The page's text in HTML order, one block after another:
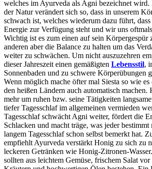
welches im Ayurveda als Agni bezeichnet wird.
der Natur verändert sich so, dass in unserem
schwach ist, welches wiederum dazu führt,
Energie zur Verfügung steht und wir uns
Wichtig ist es zum einen auf sein Körpergespür
anderen aber die Balance zu halten um das
weiter zu schwächen. Um nicht auszuzehren
dieser Jahreszeit einen gemäßigten Lebensstil,
Sonnenbaden und zu schwere Körperübungen
Wenn möglich mache öfter mal Siesta so wie
den heißen Ländern auch automatisch machen.
mehr um ruhen bzw. seine Tätigkeiten
tiefer Tagesschlaf im allgemeinen vermieden
Tagesschlaf schwächt Agni weiter, fördert die
Schlacken und macht träge, was jeder bestimmt
langem Tagesschlaf schon selbst bemerkt hat.
empfiehlt Ayurveda verstärkt Honig zu sich zu
leckeren Getränken wie Honig-Zitronen-
sollten aus leichtem Gemüse, frischem Salat